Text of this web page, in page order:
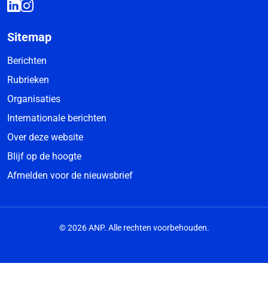
Sitemap
Berichten
Rubrieken
Organisaties
Internationale berichten
Over deze website
Blijf op de hoogte
Afmelden voor de nieuwsbrief
© 2026 ANP. Alle rechten voorbehouden.